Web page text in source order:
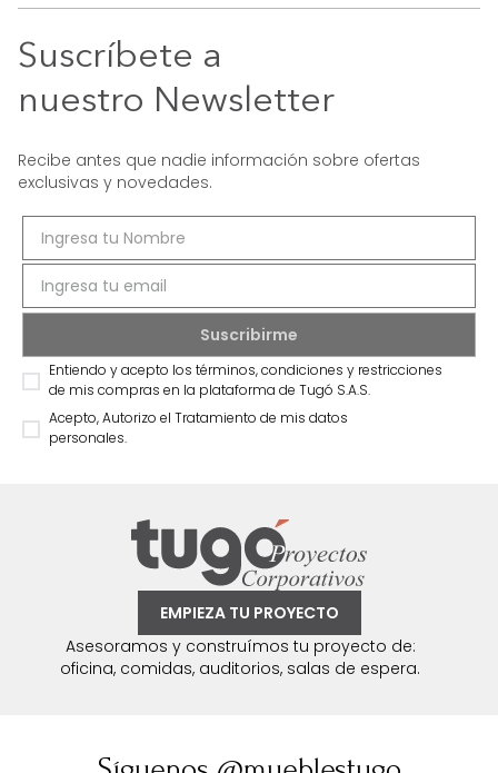
Suscríbete a
nuestro Newsletter
Recibe antes que nadie información sobre ofertas
exclusivas y novedades.
Entiendo y acepto los términos, condiciones y restricciones
de mis compras en la plataforma de Tugó S.A.S.
Acepto, Autorizo el Tratamiento de mis datos
personales.
EMPIEZA TU PROYECTO
Asesoramos y construímos tu proyecto de:
oficina, comidas, auditorios, salas de espera.